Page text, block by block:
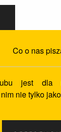
Co o nas
jest dla
nie tylko